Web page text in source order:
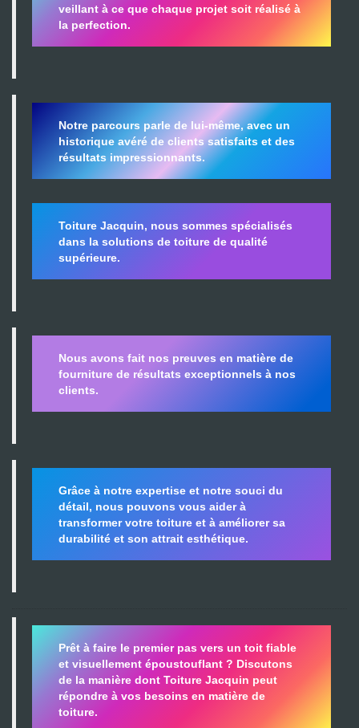
veillant à ce que chaque projet soit réalisé à
la perfection.
Notre parcours parle de lui-même, avec un
historique avéré de clients satisfaits et des
résultats impressionnants.
Toiture Jacquin, nous sommes spécialisés
dans la solutions de toiture de qualité
supérieure.
Nous avons fait nos preuves en matière de
fourniture de résultats exceptionnels à nos
clients.
Grâce à notre expertise et notre souci du
détail, nous pouvons vous aider à
transformer votre toiture et à améliorer sa
durabilité et son attrait esthétique.
Prêt à faire le premier pas vers un toit fiable
et visuellement époustouflant ? Discutons
de la manière dont Toiture Jacquin peut
répondre à vos besoins en matière de
toiture.